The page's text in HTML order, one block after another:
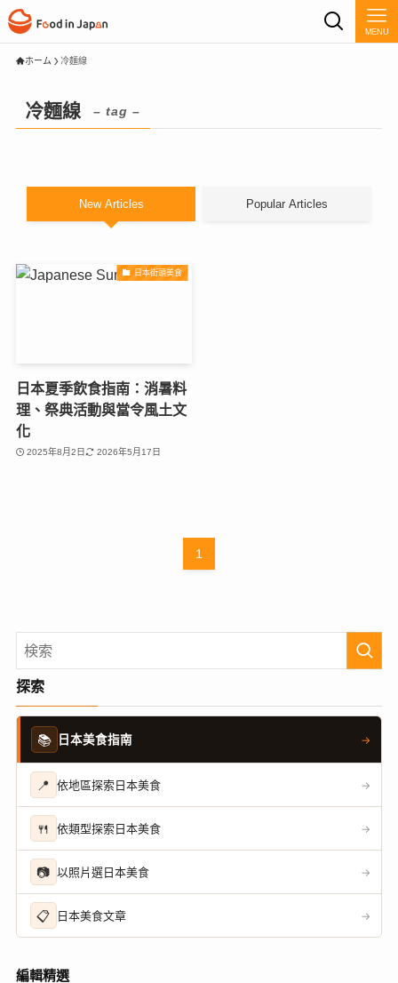
MENU
ホーム 冷麵線
冷麵線 – tag –
New Articles Popular Articles
日本街頭美食
日本夏季飲食指南：消暑料
理、祭典活動與當令風土文
化
2025年8月2日 2026年5月17日
1
探索
📚 日本美食指南 →
📍 依地區探索日本美食 →
🍴 依類型探索日本美食 →
📷 以照片選日本美食 →
📋 日本美食文章 →
編輯精選